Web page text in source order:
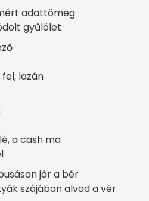
adattömeg
gyűlölet
lazán
a cash ma
jár a bér
szájában alvad a vér